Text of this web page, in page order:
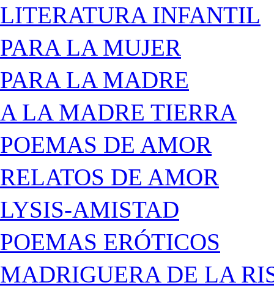
LITERATURA INFANTIL
PARA LA MUJER
PARA LA MADRE
A LA MADRE TIERRA
POEMAS DE AMOR
RELATOS DE AMOR
LYSIS-AMISTAD
POEMAS ERÓTICOS
MADRIGUERA DE LA